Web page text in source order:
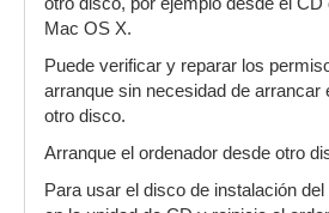
Mac OS X.
Puede verificar y reparar los
arranque sin necesidad de arrancar
otro disco.
Arranque el ordenador desde otro
Para usar el disco de instalación